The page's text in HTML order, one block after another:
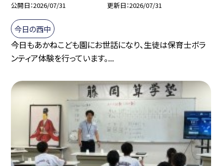
公開日 2026/07/31 更新日 2026/07/31
今日の西中
今日もあかねこども園にお世話になり、生徒は保育士ボラ
ンティア体験を行っています。...